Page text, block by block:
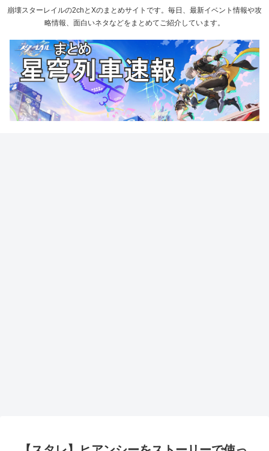
崩壊スターレイルの2chとXのまとめサイトです。毎日、最新イベント情報や攻
略情報、面白いネタなどをまとめてご紹介しています。